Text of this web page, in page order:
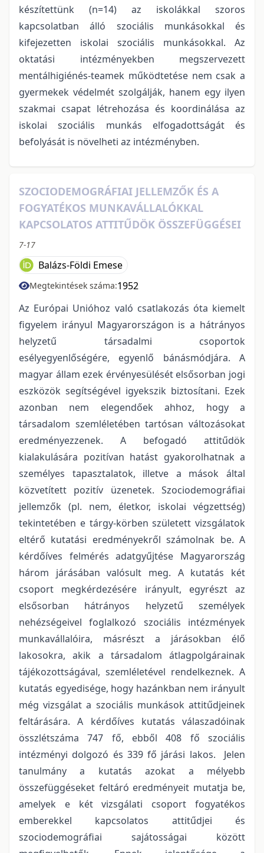
készítettünk (n=14) az iskolákkal szoros
kapcsolatban álló szociális munkásokkal és
kifejezetten iskolai szociális munkásokkal. Az
oktatási intézményekben megszervezett
mentálhigiénés-teamek működtetése nem csak a
gyermekek védelmét szolgálják, hanem egy ilyen
szakmai csapat létrehozása és koordinálása az
iskolai szociális munkás elfogadottságát és
befolyását is növelheti az intézményben.
SZOCIODEMOGRÁFIAI JELLEMZŐK ÉS A
FOGYATÉKOS MUNKAVÁLLALÓKKAL
KAPCSOLATOS ATTITŰDÖK ÖSSZEFÜGGÉSEI
7-17
Balázs-Földi Emese
Megtekintések száma:1952
Az Európai Unióhoz való csatlakozás óta kiemelt
figyelem irányul Magyarországon is a hátrányos
helyzetű társadalmi csoportok
esélyegyenlőségére, egyenlő bánásmódjára. A
magyar állam ezek érvényesülését elsősorban jogi
eszközök segítségével igyekszik biztosítani. Ezek
azonban nem elegendőek ahhoz, hogy a
társadalom szemléletében tartósan változásokat
eredményezzenek. A befogadó attitűdök
kialakulására pozitívan hatást gyakorolhatnak a
személyes tapasztalatok, illetve a mások által
közvetített pozitív üzenetek. Szociodemográfiai
jellemzők (pl. nem, életkor, iskolai végzettség)
tekintetében e tárgy-körben született vizsgálatok
eltérő kutatási eredményekről számolnak be. A
kérdőíves felmérés adatgyűjtése Magyarország
három járásában valósult meg. A kutatás két
csoport megkérdezésére irányult, egyrészt az
elsősorban hátrányos helyzetű személyek
nehézségeivel foglalkozó szociális intézmények
munkavállalóira, másrészt a járásokban élő
lakosokra, akik a társadalom átlagpolgárainak
tájékozottságával, szemléletével rendelkeznek. A
kutatás egyedisége, hogy hazánkban nem irányult
még vizsgálat a szociális munkások attitűdjeinek
feltárására. A kérdőíves kutatás válaszadóinak
összlétszáma 747 fő, ebből 408 fő szociális
intézményi dolgozó és 339 fő járási lakos. Jelen
tanulmány a kutatás azokat a mélyebb
összefüggéseket feltáró eredményeit mutatja be,
amelyek e két vizsgálati csoport fogyatékos
emberekkel kapcsolatos attitűdjei és
szociodemográfiai sajátosságai között